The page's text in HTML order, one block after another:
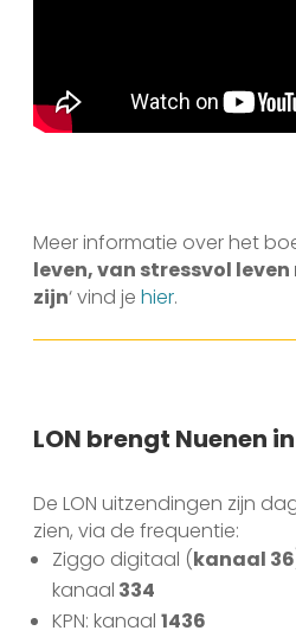
Meer informatie over het
leven, van stressvol
zijn‘ vind je hier.
LON brengt Nuenen
De LON uitzendingen zijn
zien, via de frequentie:
Ziggo digitaal (kanaal 36
kanaal 334
KPN: kanaal 1436